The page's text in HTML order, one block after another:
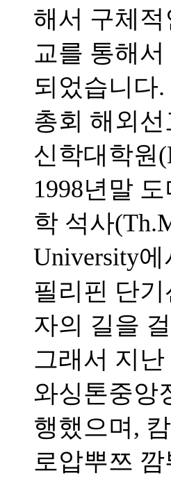
해서 구체
교를 통해
되었습니다
총회 해외
신학대학원
1998년말
학 석사
University
필리핀 단
자의 길을
그래서 지
와싱톤중앙
행했으며,
로압뿌쯔